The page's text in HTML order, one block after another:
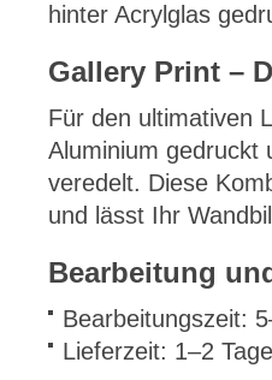
hinter Acrylglas
Gallery Print –
Für den ultimativen
Aluminium gedruckt
veredelt. Diese
und lässt Ihr
Bearbeitung
Bearbeitungszeit:
Lieferzeit: 1–2